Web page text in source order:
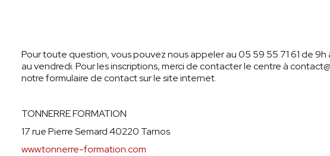
Pour toute question, vous pouvez nous appeler au 05 59 55 71 61 de 9h
au vendredi. Pour les inscriptions, merci de contacter le centre à
notre formulaire de contact sur le site internet.
TONNERRE FORMATION
17 rue Pierre Semard 40220 Tarnos
www.tonnerre-formation.com